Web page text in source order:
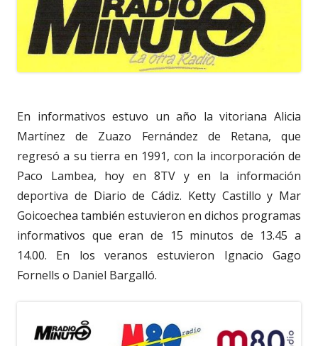
En informativos estuvo un año la vitoriana Alicia
Martínez de Zuazo Fernández de Retana, que
regresó a su tierra en 1991, con la incorporación de
Paco Lambea, hoy en 8TV y en la información
deportiva de Diario de Cádiz. Ketty Castillo y Mar
Goicoechea también estuvieron en dichos programas
informativos que eran de 15 minutos de 13.45 a
14.00. En los veranos estuvieron Ignacio Gago
Fornells o Daniel Bargalló.